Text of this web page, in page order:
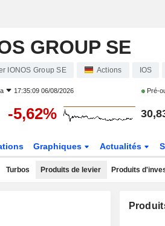
GROUP SE
IONOS Group SE Actions IOS
17:35:09 06/08/2026 Pré-
-5,62%
Graphiques Actualités
Turbos Produits de levier Produits